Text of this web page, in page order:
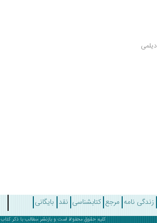
زندگی نامه مرجع کتابشناسی نقد بایگانی
کلیه حقوق محفوظ است و بازنشر مطالب با ذکر کتاب